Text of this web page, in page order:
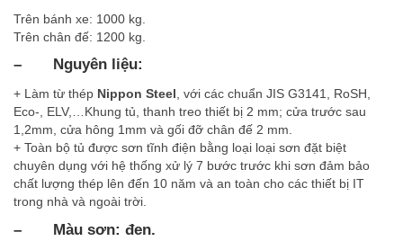
Trên bánh xe: 1000 kg.
Trên chân đế: 1200 kg.
– Nguyên liệu:
+ Làm từ thép Nippon Steel, với các chuẩn JIS G3141, RoSH,
Eco-, ELV,…Khung tủ, thanh treo thiết bị 2 mm; cửa trước sau
1,2mm, cửa hông 1mm và gối đỡ chân đế 2 mm.
+ Toàn bộ tủ được sơn tĩnh điện bằng loại loại sơn đặt biệt
chuyên dụng với hệ thống xử lý 7 bước trước khi sơn đảm bảo
chất lượng thép lên đến 10 năm và an toàn cho các thiết bị IT
trong nhà và ngoài trời.
– Màu sơn: đen.